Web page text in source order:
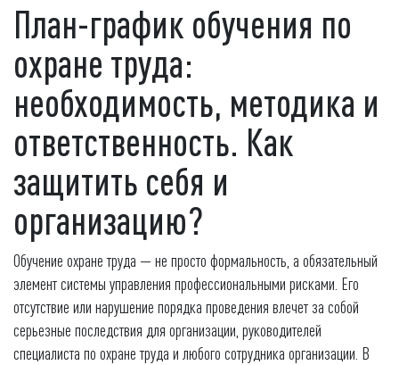
План-график обучения по
охране труда:
необходимость, методика и
ответственность. Как
защитить себя и
организацию?
Обучение охране труда — не просто формальность, а обязательный
элемент системы управления профессиональными рисками. Его
отсутствие или нарушение порядка проведения влечет за собой
серьезные последствия для организации, руководителей
специалиста по охране труда и любого сотрудника организации. В